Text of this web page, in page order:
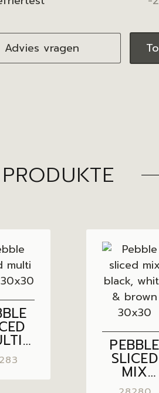
Advies vragen
PEBBLE
SLICED
MIX
BLACK,